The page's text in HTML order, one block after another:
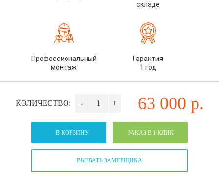
складе
Профессиональный
монтаж
Гарантия
1 год
КОЛИЧЕСТВО: - + 63 000 р.
В КОРЗИНУ ЗАКАЗ В 1 КЛИК
ВЫЗВАТЬ ЗАМЕРЩИКА